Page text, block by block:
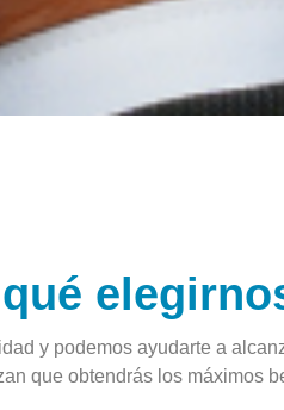
y podemos ayudarte a
que obtendrás los máximos